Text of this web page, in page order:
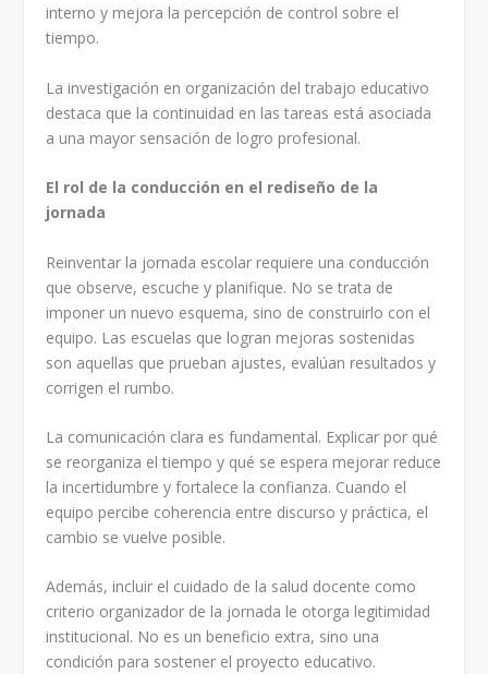
interno y mejora la percepción de control sobre el
tiempo.
La investigación en organización del trabajo educativo
destaca que la continuidad en las tareas está asociada
a una mayor sensación de logro profesional.
El rol de la conducción en el rediseño de la
jornada
Reinventar la jornada escolar requiere una conducción
que observe, escuche y planifique. No se trata de
imponer un nuevo esquema, sino de construirlo con el
equipo. Las escuelas que logran mejoras sostenidas
son aquellas que prueban ajustes, evalúan resultados y
corrigen el rumbo.
La comunicación clara es fundamental. Explicar por qué
se reorganiza el tiempo y qué se espera mejorar reduce
la incertidumbre y fortalece la confianza. Cuando el
equipo percibe coherencia entre discurso y práctica, el
cambio se vuelve posible.
Además, incluir el cuidado de la salud docente como
criterio organizador de la jornada le otorga legitimidad
institucional. No es un beneficio extra, sino una
condición para sostener el proyecto educativo.